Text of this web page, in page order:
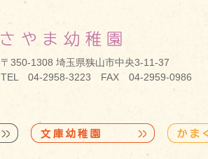
〒350-1308 埼玉県狭山市中央3-11-37
TEL 04-2958-3223 FAX 04-2959-0986